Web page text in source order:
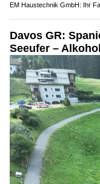
EM Haustechnik GmbH: Ihr
Davos GR:
Seeufer –